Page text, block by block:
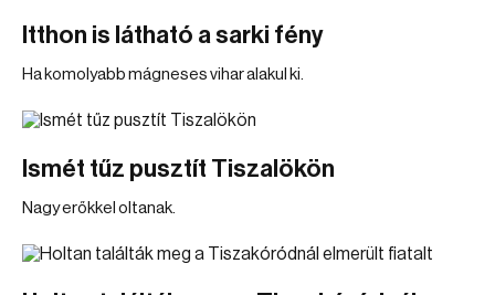
Itthon is látható a sarki fény
Ha komolyabb mágneses vihar alakul ki.
Ismét tűz pusztít Tiszalökön
Nagy erőkkel oltanak.